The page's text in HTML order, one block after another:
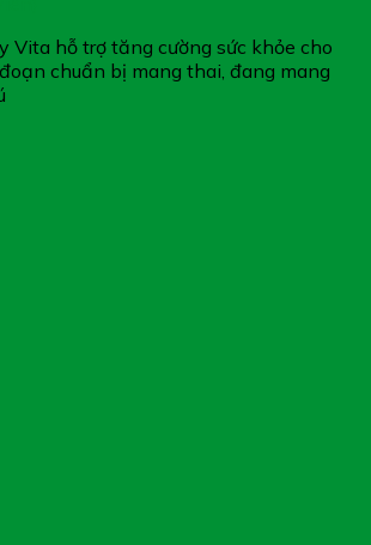
Vita hỗ trợ tăng cường sức khỏe cho
chuẩn bị mang thai, đang mang